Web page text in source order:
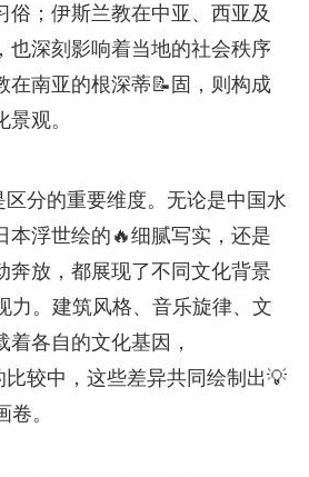
俗；伊斯兰教在中亚、西亚及
也深刻影响着当地的社会秩序
在南亚的根深蒂📝固，则构成
观。
分的重要维度。无论是中国水
本浮世绘的🔥细腻写实，还是
奔放，都展现了不同文化背景
力。建筑风格、音乐旋律、文
各自的文化基因，
比较中，这些差异共同绘制出💡
。